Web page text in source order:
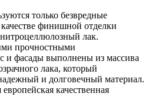
только безвредные
финишной отделки
лак.
прочностными
и фасады выполнены из массива
лака, который
и долговечный материал.
качественная